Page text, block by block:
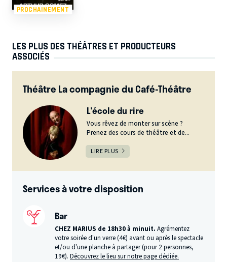
PROCHAINEMENT
LES PLUS DES THÉÂTRES ET PRODUCTEURS
ASSOCIÉS
Théâtre La compagnie du Café-Théâtre
L'école du rire
Vous rêvez de monter sur scène ?
Prenez des cours de théâtre et de...
LIRE PLUS
Services à votre disposition
Bar
CHEZ MARIUS de 18h30 à minuit.Agrémentez
votre soirée d’un verre (4€) avant ou après le spectacle
et/ou d’une planche à partager (pour 2 personnes,
19€).Découvrez le lieu sur notre page dédiée.